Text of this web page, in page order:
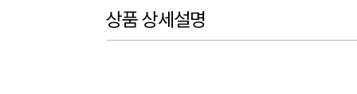
상품 상세설명